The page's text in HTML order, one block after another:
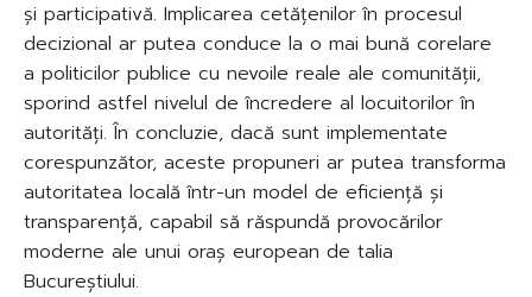
și participativă. Implicarea cetățenilor în procesul
decizional ar putea conduce la o mai bună corelare
a politicilor publice cu nevoile reale ale comunității,
sporind astfel nivelul de încredere al locuitorilor în
autorități. În concluzie, dacă sunt implementate
corespunzător, aceste propuneri ar putea transforma
autoritatea locală într-un model de eficiență și
transparență, capabil să răspundă provocărilor
moderne ale unui oraș european de talia
Bucureștiului.